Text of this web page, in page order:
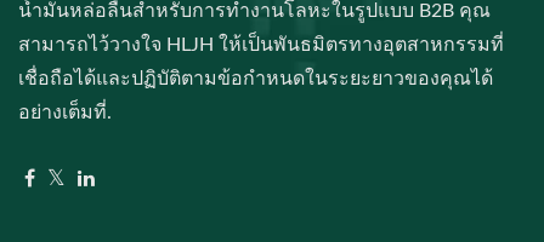
น้ำมันหล่อลื่นสำหรับการทำงานโลหะในรูปแบบ B2B คุณ
สามารถไว้วางใจ HLJH ให้เป็นพันธมิตรทางอุตสาหกรรมที่
เชื่อถือได้และปฏิบัติตามข้อกำหนดในระยะยาวของคุณได้
อย่างเต็มที่.